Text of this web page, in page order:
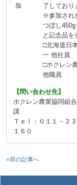
加
了しており
※参加され
つぼし450g
と記念品を
□北海道日
一 他社員
□ホクレン
他職員
【問い合わせ先】
ホクレン農業協同組
課
Ｔｅｌ：０１１－２
１６０
«前の記事へ